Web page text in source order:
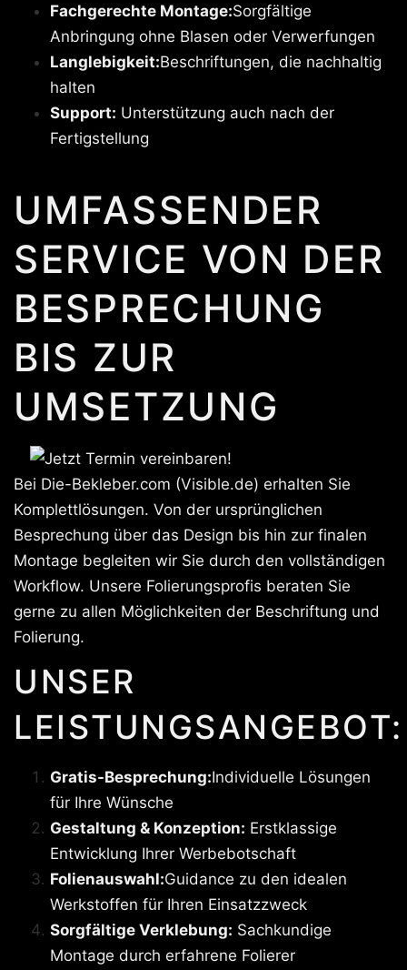
Fachgerechte Montage:Sorgfältige
Anbringung ohne Blasen oder Verwerfungen
Langlebigkeit:Beschriftungen, die nachhaltig
halten
Support: Unterstützung auch nach der
Fertigstellung
UMFASSENDER
SERVICE VON DER
BESPRECHUNG
BIS ZUR
UMSETZUNG
Bei Die-Bekleber.com (Visible.de) erhalten Sie
Komplettlösungen. Von der ursprünglichen
Besprechung über das Design bis hin zur finalen
Montage begleiten wir Sie durch den vollständigen
Workflow. Unsere Folierungsprofis beraten Sie
gerne zu allen Möglichkeiten der Beschriftung und
Folierung.
UNSER
LEISTUNGSANGEBOT:
Gratis-Besprechung:Individuelle Lösungen
für Ihre Wünsche
Gestaltung & Konzeption: Erstklassige
Entwicklung Ihrer Werbebotschaft
Folienauswahl:Guidance zu den idealen
Werkstoffen für Ihren Einsatzzweck
Sorgfältige Verklebung: Sachkundige
Montage durch erfahrene Folierer